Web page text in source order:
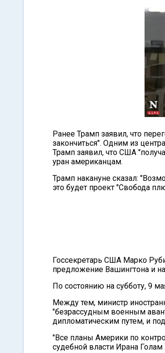
Ранее Трамп заявил, что
закончиться". Одним из
Трамп заявил, что США
уран американцам.
Трамп накануне сказал:
это будет проект "Свобода
Госсекретарь США Марко
предложение Вашингтона и
По состоянию на субботу, 9
Между тем, министр
"безрассудным военным
дипломатическим путем, и
"Все планы Америки по
судебной власти Ирана